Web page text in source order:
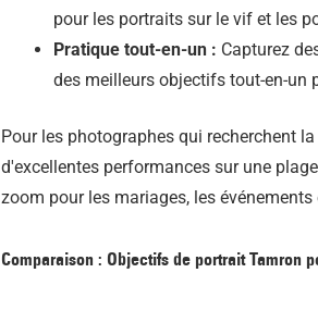
pour les portraits sur le vif et les
Pratique tout-en-un : Capturez
des meilleurs objectifs tout-en-un
Pour les photographes qui recherchent
d'excellentes performances sur une
zoom pour les mariages, les
Comparaison : Objectifs de portrait Tamron